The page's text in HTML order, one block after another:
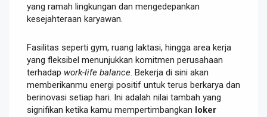
yang ramah lingkungan dan mengedepankan
kesejahteraan karyawan.
Fasilitas seperti gym, ruang laktasi, hingga area kerja
yang fleksibel menunjukkan komitmen perusahaan
terhadap work-life balance . Bekerja di sini akan
memberikanmu energi positif untuk terus berkarya dan
berinovasi setiap hari. Ini adalah nilai tambah yang
signifikan ketika kamu mempertimbangkan loker